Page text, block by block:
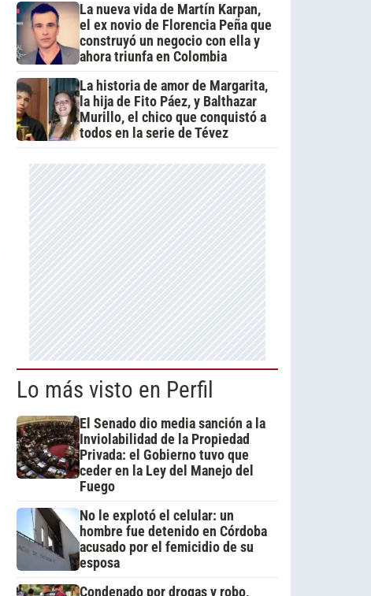
La nueva vida de Martín Karpan,
el ex novio de Florencia Peña que
construyó un negocio con ella y
ahora triunfa en Colombia
La historia de amor de Margarita,
la hija de Fito Páez, y Balthazar
Murillo, el chico que conquistó a
todos en la serie de Tévez
Lo más visto en Perfil
El Senado dio media sanción a la
Inviolabilidad de la Propiedad
Privada: el Gobierno tuvo que
ceder en la Ley del Manejo del
Fuego
No le explotó el celular: un
hombre fue detenido en Córdoba
acusado por el femicidio de su
esposa
Condenado por drogas y robo,